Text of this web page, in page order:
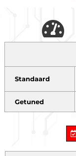
Standaard
Getuned